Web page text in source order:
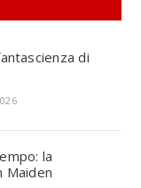
di
la
Maiden